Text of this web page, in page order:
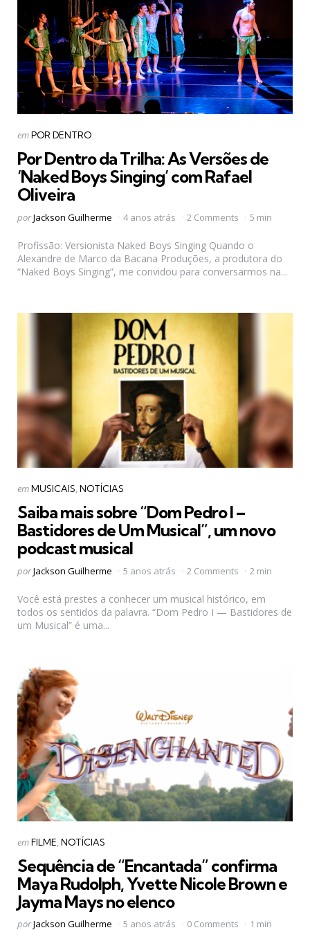
Categorias
Postado
emPOR DENTRO
Por Dentro da Trilha: As Versões de
‘Naked Boys Singing’ com Rafael
Oliveira
Postado
porJackson Guilherme 4 anos atrás 2 Comments 5 min
Profissão: Versionista Naked Boys Singing Quando o
Alexandre de Marco da Bacana Produções, a produtora do
“Naked Boys Singing”, me convidou para conversarmos na...
Categorias
Postado
emMUSICAIS NOTÍCIAS
Saiba mais sobre “Dom Pedro I –
Bastidores de Um Musical”, um novo
podcast musical
Postado
porJackson Guilherme 5 anos atrás 2 Comments 2 min
Você está prestes a conhecer um musical histórico, em
todos os sentidos da palavra. “Dom Pedro I — Bastidores de
um Musical” é uma...
Categorias
Postado
emFILME NOTÍCIAS
Sequência de “Encantada” confirma
Maya Rudolph, Yvette Nicole Brown e
Jayma Mays no elenco
Postado
porJackson Guilherme 5 anos atrás 0 Comments 1 min